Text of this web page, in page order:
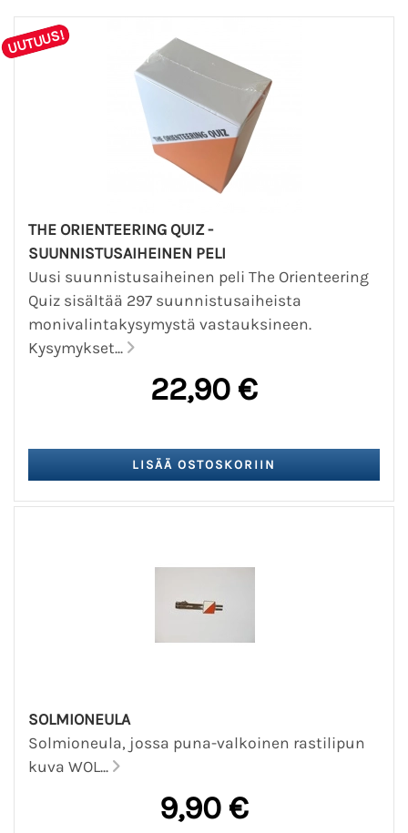
UUTUUS!
THE ORIENTEERING QUIZ -
SUUNNISTUSAIHEINEN PELI
Uusi suunnistusaiheinen peli The Orienteering
Quiz sisältää 297 suunnistusaiheista
monivalintakysymystä vastauksineen.
Kysymykset...
22,90 €
SOLMIONEULA
Solmioneula, jossa puna-valkoinen rastilipun
kuva WOL...
9,90 €